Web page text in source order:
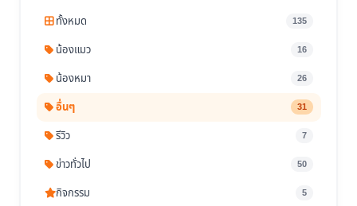
ทั้งหมด 135
น้องแมว 16
น้องหมา 26
อื่นๆ 31
รีวิว 7
ข่าวทั่วไป 50
กิจกรรม 5